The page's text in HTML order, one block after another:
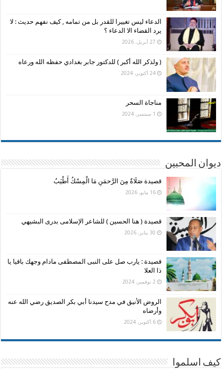
الدعاء ليس تغييرا للقدر بل من تمامه , كيف نفهم حديث : لا
يرد القضاء الا الدعاء ؟
27 أبريل، 2026
( ولذكر الله أكبر ) للدكتور جابر بغدادي حفظه الله ورعاه
24 أكتوبر، 2024
مناجاة السحر
1 سبتمبر، 2024
ديوان المحبين
قصيدة صَلَاةٌ مِنَ الرَّحمَنِ مَا الْمِسْكُ أَطْيَبُ
16 مايو، 2026
قصيدة ( هنا الحسين ) للشاعر الإسلامى بدرى البشيهي
30 يناير، 2026
قصيدة : يارب صل على النبى المصطفى مادام وجهك باقيا يا
ذا العلا
2 نوفمبر، 2024
الروض الأنيق في مدح سيدنا أبي بكر الصديق رضي الله عنه
وأرضاه
6 أكتوبر، 2024
كيف اسلموا